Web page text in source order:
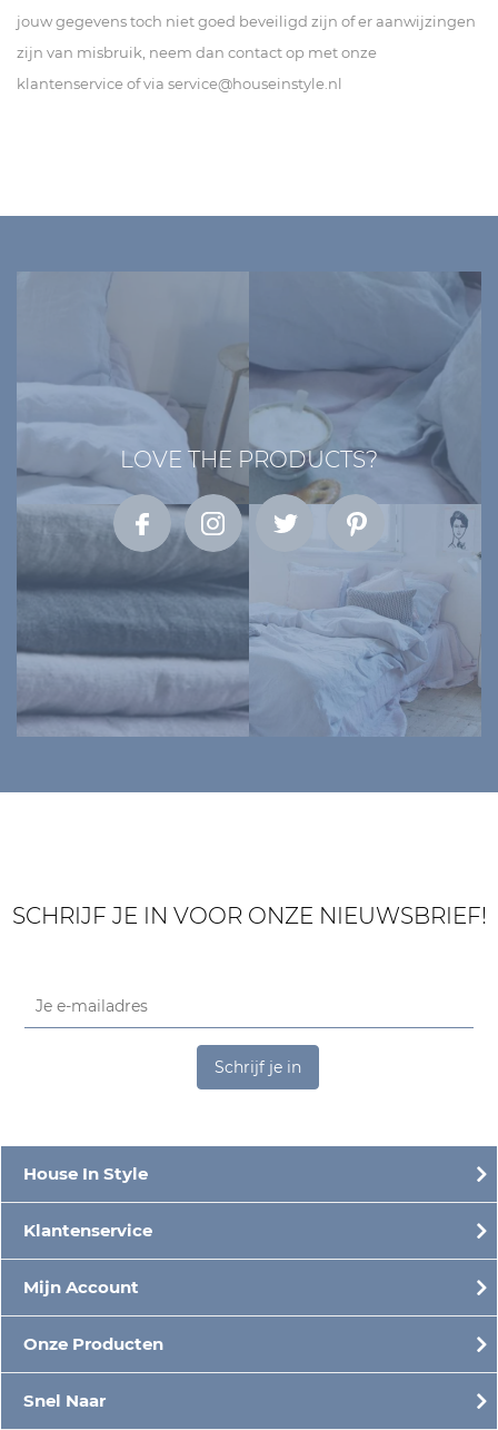
jouw gegevens toch niet goed beveiligd zijn of er aanwijzingen
zijn van misbruik, neem dan contact op met onze
klantenservice of via service@houseinstyle.nl
LOVE THE PRODUCTS?
SCHRIJF JE IN VOOR ONZE NIEUWSBRIEF!
Schrijf je in
House In Style
Klantenservice
Mijn Account
Onze Producten
Snel Naar